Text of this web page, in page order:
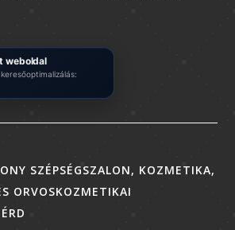
weboldal
SZÉPSÉGSZALON, KOZMETIKA,
ORVOSKOZMETIKAI